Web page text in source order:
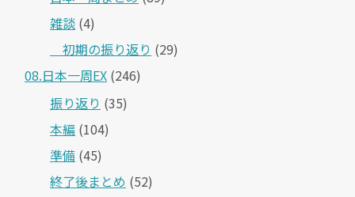
雑談 (4)
＿初期の振り返り (29)
08.日本一周EX (246)
振り返り (35)
本編 (104)
準備 (45)
終了後まとめ (52)